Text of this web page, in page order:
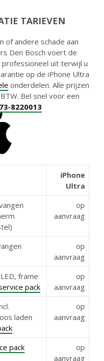
TARIEVEN
of andere schade aan
Den Bosch voert de
uit terwijl u
op de iPhone Ultra
onderdelen. Alle prijzen
Bel snel voor een
8220013
iPhone
Ultra
op
aanvraag
op
aanvraag
frame
pack
op
aanvraag
laden
op
aanvraag
pack
op
aanvraag